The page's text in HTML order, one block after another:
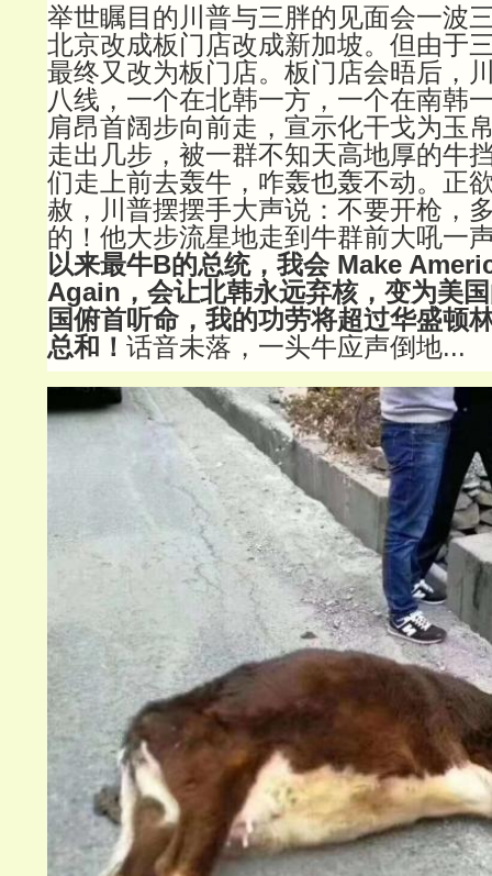
举世瞩目的川普与三胖的见面会一波
北京改成板门店改成新加坡。但由于
最终又改为板门店。板门店会晤后，
八线，一个在北韩一方，一个在南韩
肩昂首阔步向前走，宣示化干戈为玉
走出几步，被一群不知天高地厚的牛
们走上前去轰牛，咋轰也轰不动。正
赦，川普摆摆手大声说：不要开枪，
的！他大步流星地走到牛群前大吼一
以来最牛B的总统，我会 Make
Again，会让北韩永远弃核，变为美
国俯首听命，我的功劳将超过华盛顿
总和！ 话音未落，一头牛应声倒地...